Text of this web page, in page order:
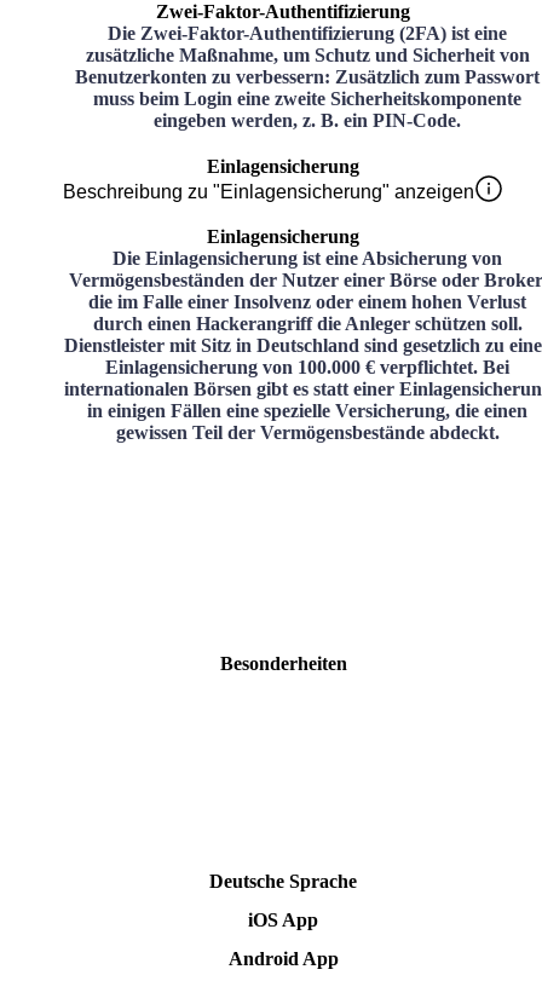
Zwei-Faktor-Authentifizierung
Die Zwei-Faktor-Authentifizierung (2FA) ist eine
zusätzliche Maßnahme, um Schutz und Sicherheit von
Benutzerkonten zu verbessern: Zusätzlich zum Passwort
muss beim Login eine zweite Sicherheitskomponente
eingeben werden, z. B. ein PIN-Code.
Einlagensicherung
Beschreibung zu "Einlagensicherung" anzeigen
Einlagensicherung
Die Einlagensicherung ist eine Absicherung von
Vermögensbeständen der Nutzer einer Börse oder
die im Falle einer Insolvenz oder einem hohen Verlust
durch einen Hackerangriff die Anleger schützen soll.
Dienstleister mit Sitz in Deutschland sind gesetzlich zu
Einlagensicherung von 100.000 € verpflichtet. Bei
internationalen Börsen gibt es statt einer
in einigen Fällen eine spezielle Versicherung, die einen
gewissen Teil der Vermögensbestände abdeckt.
Besonderheiten
Deutsche Sprache
iOS App
Android App